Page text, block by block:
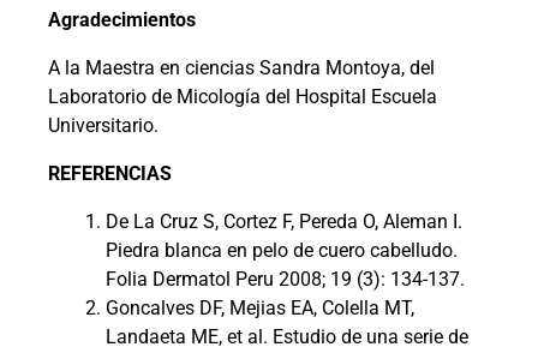
Agradecimientos
A la Maestra en ciencias Sandra Montoya, del
Laboratorio de Micología del Hospital Escuela
Universitario.
REFERENCIAS
De La Cruz S, Cortez F, Pereda O, Aleman I.
Piedra blanca en pelo de cuero cabelludo.
Folia Dermatol Peru 2008; 19 (3): 134-137.
Goncalves DF, Mejias EA, Colella MT,
Landaeta ME, et al. Estudio de una serie de